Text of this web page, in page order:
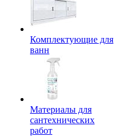
Комплектующие для
ванн
Материалы для
сантехнических
работ